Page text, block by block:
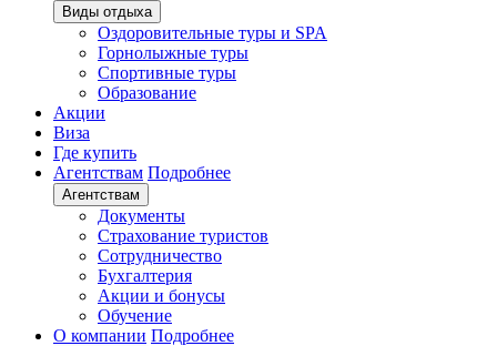
Виды отдыха
Оздоровительные туры и SPA
Горнолыжные туры
Спортивные туры
Образование
Акции
Виза
Где купить
Агентствам Подробнее
Агентствам
Документы
Страхование туристов
Сотрудничество
Бухгалтерия
Акции и бонусы
Обучение
О компании Подробнее